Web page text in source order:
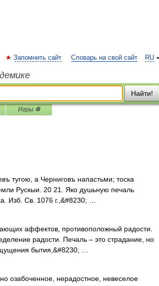
RU
Запомнить сайт Словарь на свой сайт
Найти!
Игры ⚽
тугою, а Черниговъ напастьми; тоска
Рускыи. 20 21. Яко душьную печаль
Изб. Св. 1076 г.,&#8230; …
аффектов, противоположный радости.
радости. Печаль – это страдание, но
бытия,&#8230; …
озабоченное, нерадостное, невеселое